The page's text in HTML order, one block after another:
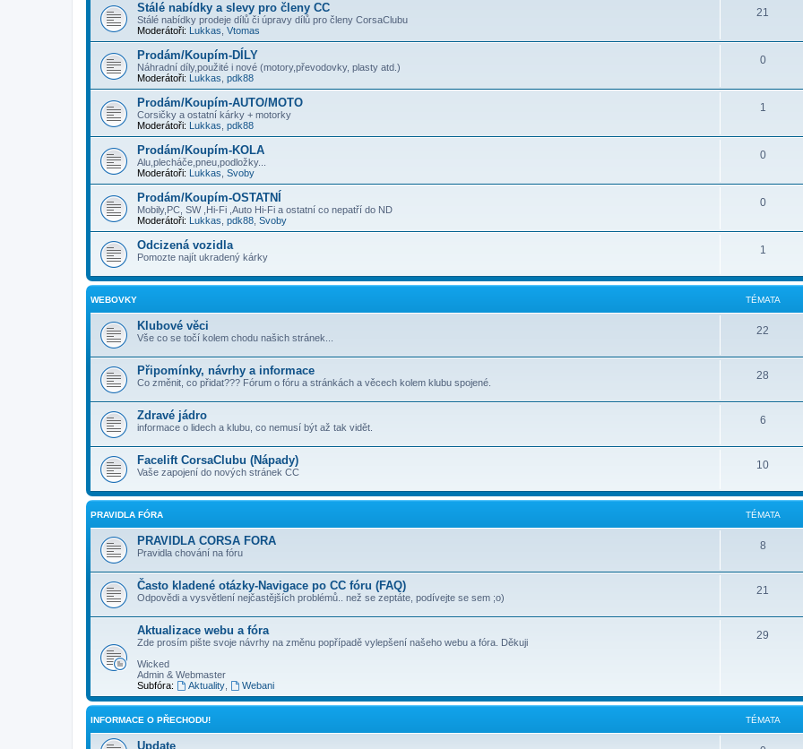
Stálé nabídky a slevy pro členy CC
Stálé nabídky prodeje dílů či úpravy dílů pro členy CorsaClubu
Moderátoři: Lukkas Vtomas
21
Prodám/Koupím-DÍLY
Náhradní díly,použité i nové (motory,převodovky, plasty atd.)
Moderátoři: Lukkas pdk88
0
Prodám/Koupím-AUTO/MOTO
Corsičky a ostatní kárky + motorky
Moderátoři: Lukkas pdk88
1
Prodám/Koupím-KOLA
Alu,plecháče,pneu,podložky...
Moderátoři: Lukkas Svoby
0
Prodám/Koupím-OSTATNÍ
Mobily,PC, SW ,Hi-Fi ,Auto Hi-Fi a ostatní co nepatří do ND
Moderátoři: Lukkas pdk88 Svoby
0
Odcizená vozidla
Pomozte najít ukradený kárky
1
WEBOVKY TÉMATA
Klubové věci
Vše co se točí kolem chodu našich stránek...
22
Připomínky, návrhy a informace
Co změnit, co přidat??? Fórum o fóru a stránkách a věcech kolem klubu spojené.
28
Zdravé jádro
informace o lidech a klubu, co nemusí být až tak vidět.
6
Facelift CorsaClubu (Nápady)
Vaše zapojení do nových stránek CC
10
PRAVIDLA FÓRA TÉMATA
PRAVIDLA CORSA FORA
Pravidla chování na fóru
8
Často kladené otázky-Navigace po CC fóru (FAQ)
Odpovědi a vysvětlení nejčastějších problémů.. než se zeptáte, podívejte se sem ;o)
21
Aktualizace webu a fóra
Zde prosím pište svoje návrhy na změnu popřípadě vylepšení našeho webu a fóra. Děkuji
Wicked
Admin & Webmaster
Subfóra:
Aktuality, Webani
29
INFORMACE O PŘECHODU! TÉMATA
Update